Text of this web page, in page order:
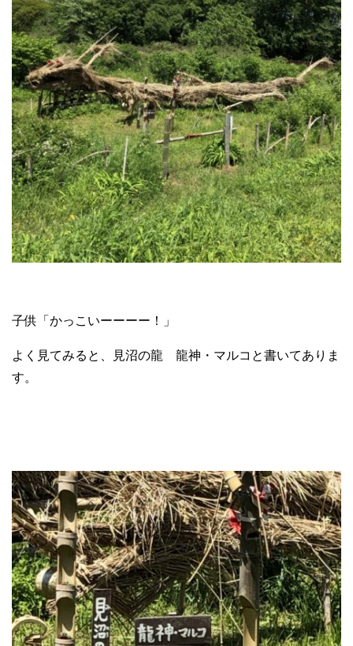
子供「かっこいーーーー！」
よく見てみると、見沼の龍 龍神・マルコと書いてありま
す。